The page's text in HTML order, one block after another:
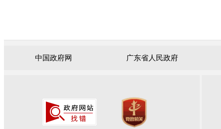
中国政府网 广东省人民政府